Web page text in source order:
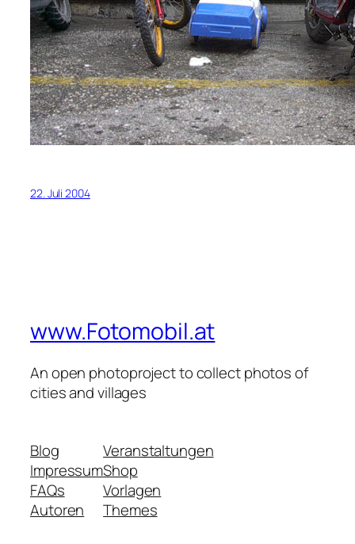
22. Juli 2004
www.Fotomobil.at
An open photoproject to collect photos of
cities and villages
Blog
Impressum
FAQs
Autoren
Veranstaltungen
Shop
Vorlagen
Themes